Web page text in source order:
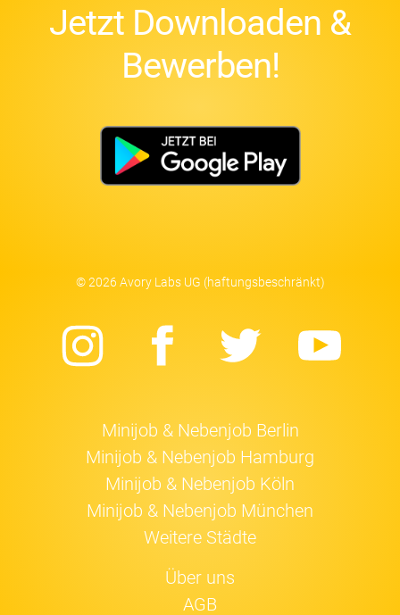
Jetzt Downloaden &
Bewerben!
© 2026 Avory Labs UG (haftungsbeschränkt)
Instagram
Facebook
Twitter
Minijob & Nebenjob Berlin
Minijob & Nebenjob Hamburg
Minijob & Nebenjob Köln
Minijob & Nebenjob München
Weitere Städte
Über uns
AGB